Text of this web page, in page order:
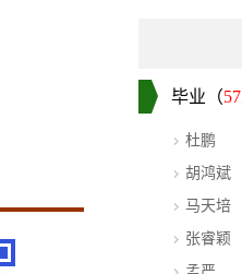
毕业（57
杜鹏
胡鸿斌
马天培
张睿颖